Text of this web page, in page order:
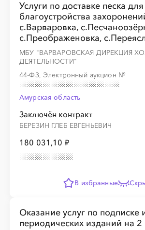
Услуги по доставке песка для
благоустройства
с.Варваровка,
с.Преображеновка,
МБУ "ВАРВАРОВСКАЯ ДИРЕКЦИЯ
ДЕЯТЕЛЬНОСТИ"
44-ФЗ, Электронный аукцион №
Амурская область
Заключён контракт
БЕРЕЗИН ГЛЕБ ЕВГЕНЬЕВИЧ
180 031,10 ₽
В избранные
Оказание услуг по подписке
периодических изданий на 2
░░░ ░░ ░░░░ ░
░
░
░